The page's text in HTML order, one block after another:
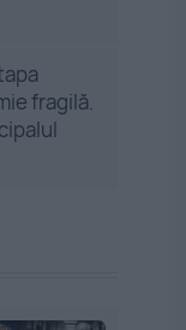
fragilă.